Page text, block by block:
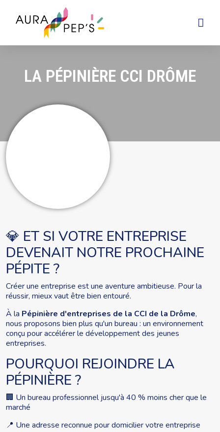
LA PÉPINIÈRE CCI DRÔME
💎 ET SI VOTRE ENTREPRISE
DEVENAIT NOTRE PROCHAINE
PÉPITE ?
Créer une entreprise est une aventure ambitieuse. Pour la
réussir, mieux vaut être bien entouré.
À la Pépinière d'entreprises de la CCI de la Drôme,
nous proposons bien plus qu'un bureau : un environnement
conçu pour accélérer le développement des jeunes
entreprises.
POURQUOI REJOINDRE LA
PÉPINIÈRE ?
🏢 Un bureau professionnel jusqu'à 40 % moins cher que le
marché
📍 Une adresse reconnue pour domicilier votre entreprise